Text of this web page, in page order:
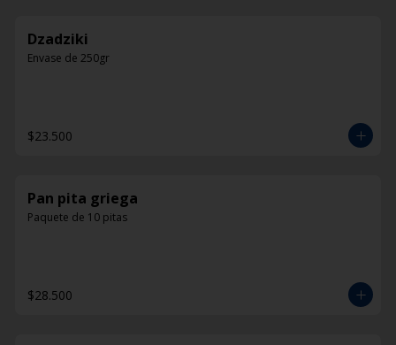
Dzadziki
Envase de 250gr
$23.500
Pan pita griega
Paquete de 10 pitas
$28.500